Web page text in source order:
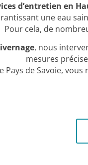
d’entretien en
une eau
Pour cela, de
, nous
mesures
Pays de Savoie,